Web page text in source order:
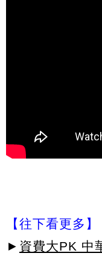
【往下看更多】
► 資費大PK 中